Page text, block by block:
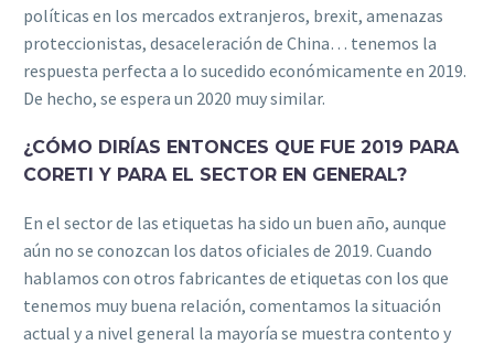
políticas en los mercados extranjeros, brexit, amenazas
proteccionistas, desaceleración de China… tenemos la
respuesta perfecta a lo sucedido económicamente en 2019.
De hecho, se espera un 2020 muy similar.
¿CÓMO DIRÍAS ENTONCES QUE FUE 2019 PARA
CORETI Y PARA EL SECTOR EN GENERAL?
En el sector de las etiquetas ha sido un buen año, aunque
aún no se conozcan los datos oficiales de 2019. Cuando
hablamos con otros fabricantes de etiquetas con los que
tenemos muy buena relación, comentamos la situación
actual y a nivel general la mayoría se muestra contento y